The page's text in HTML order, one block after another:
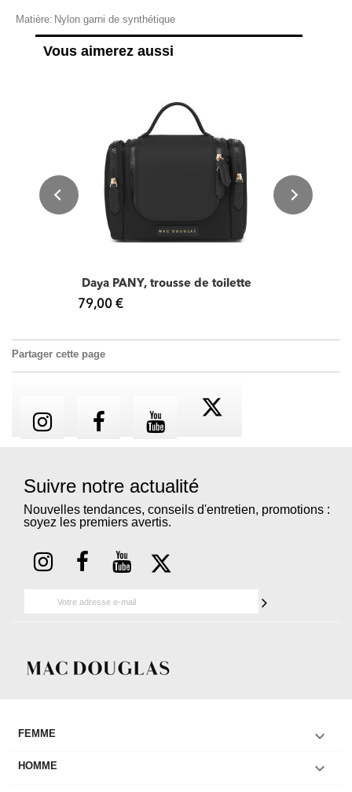
Matière: Nylon garni de synthétique
Vous aimerez aussi
Daya PANY, trousse de toilette
79,00 €
Partager cette page
Suivre notre actualité
Nouvelles tendances, conseils d'entretien, promotions :
soyez les premiers avertis.
FEMME 
HOMME
